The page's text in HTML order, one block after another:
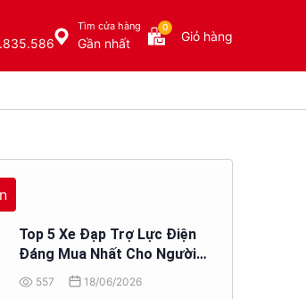
Tìm cửa hàng
Gần nhất
0
Giỏ hàng
Top 5 Xe Đạp Trợ Lực Điện
Đáng Mua Nhất Cho Người
Đi Làm
557 18/06/2026